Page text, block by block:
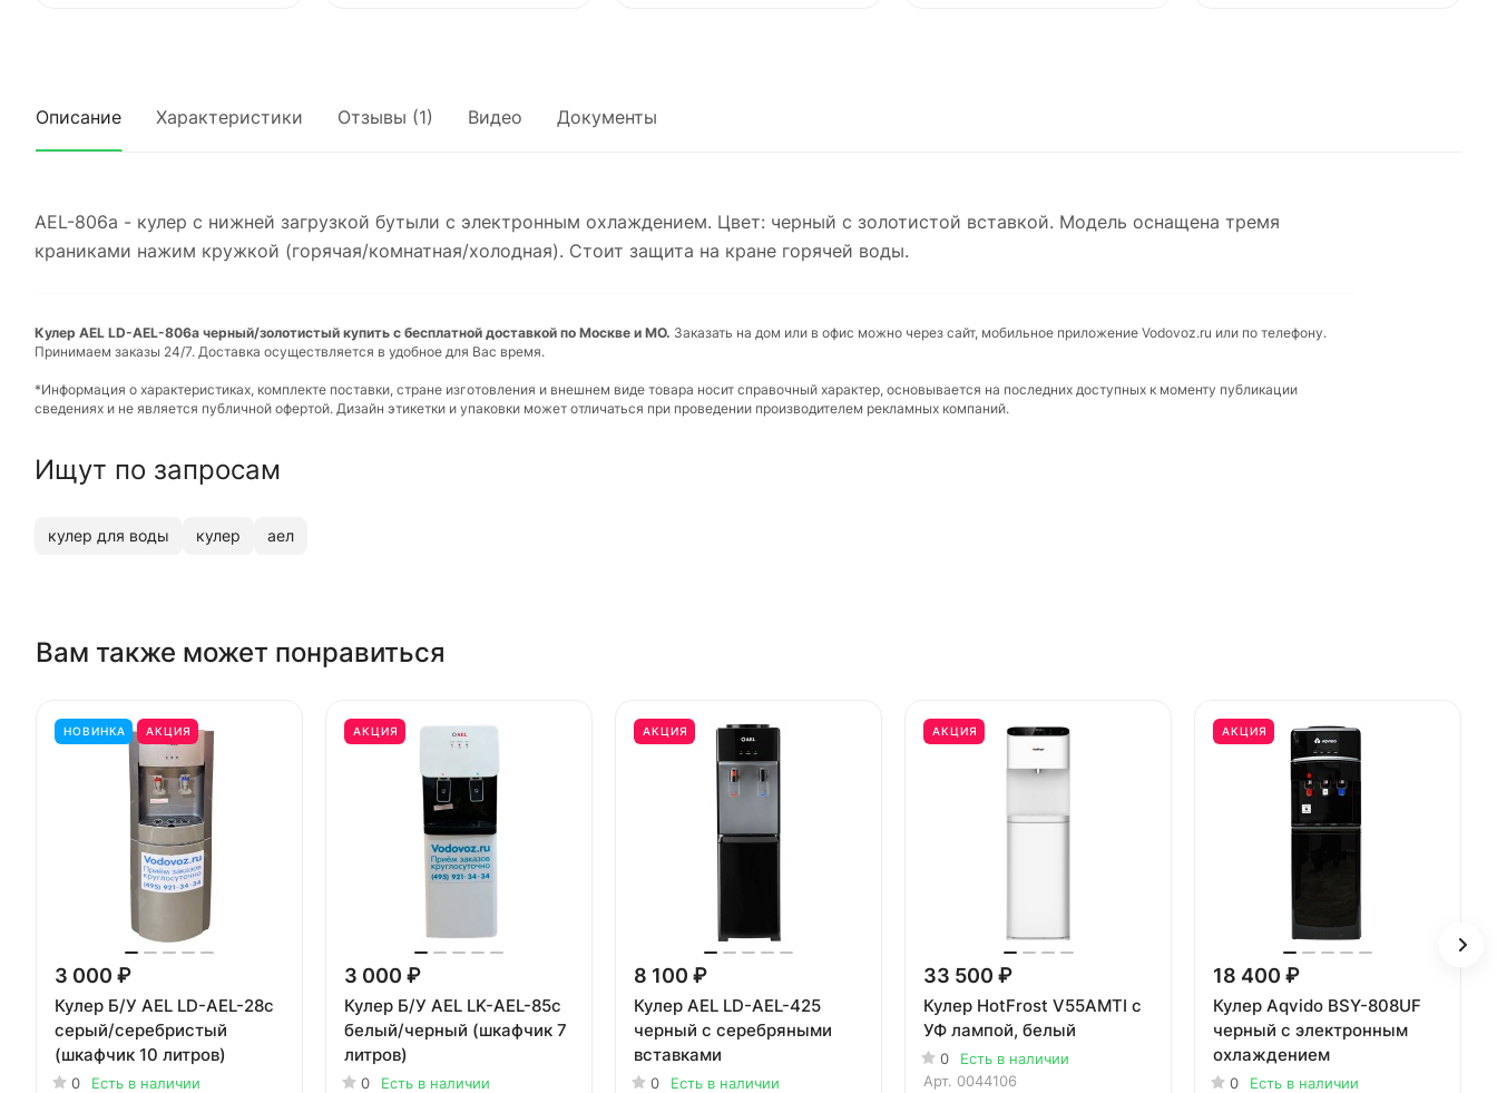
Описание Характеристики Отзывы (1) Видео Документы
AEL-806a - кулер с нижней загрузкой бутыли с электронным охлаждением. Цвет: черный с золотистой вставкой. Модель оснащена тремя
краниками нажим кружкой (горячая/комнатная/холодная). Стоит защита на кране горячей воды.
Кулер AEL LD-AEL-806a черный/золотистый купить с бесплатной доставкой по Москве и МО. Заказать на дом или в офис можно через сайт, мобильное приложение Vodovoz.ru или по телефону.
Принимаем заказы 24/7. Доставка осуществляется в удобное для Вас время.
*Информация о характеристиках, комплекте поставки, стране изготовления и внешнем виде товара носит справочный характер, основывается на последних доступных к моменту публикации
сведениях и не является публичной офертой. Дизайн этикетки и упаковки может отличаться при проведении производителем рекламных компаний.
Ищут по запросам
кулер для воды кулер аел
Вам также может понравиться
НОВИНКА АКЦИЯ
3 000 ₽
Кулер Б/У AEL LD-AEL-28c
серый/серебристый
(шкафчик 10 литров)
0
Есть в наличии
АКЦИЯ
3 000 ₽
Кулер Б/У AEL LK-AEL-85c
белый/черный (шкафчик 7
литров)
0
Есть в наличии
АКЦИЯ
8 100 ₽
Кулер AEL LD-AEL-425
черный с серебряными
вставками
0
Есть в наличии
АКЦИЯ
33 500 ₽
Кулер HotFrost V55AMTI c
УФ лампой, белый
0
Есть в наличии
Арт. 0044106
АКЦИЯ
18 400 ₽
Кулер Aqvido BSY-808UF
черный с электронным
охлаждением
0
Есть в наличии